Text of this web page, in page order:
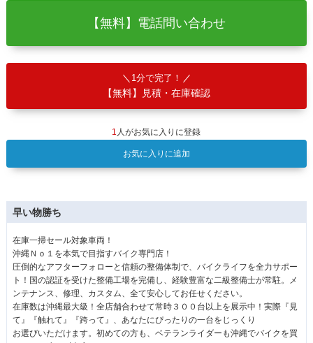
【無料】電話問い合わせ
1分で完了！
【無料】見積・在庫確認
1 人がお気に入りに登録
お気に入りに追加
早い物勝ち
在庫一掃セール対象車両！
沖縄Ｎｏ１を本気で目指すバイク専門店！
圧倒的なアフターフォローと信頼の整備体制で、バイクライフを全力サポー
ト！国の認証を受けた整備工場を完備し、経験豊富な二級整備士が常駐。メ
ンテナンス、修理、カスタム、全て安心してお任せください。
在庫数は沖縄最大級！全店舗合わせて常時３００台以上を展示中！実際『見
て』『触れて』『跨って』、あなたにぴったりの一台をじっくり
お選びいただけます。初めての方も、ベテランライダーも沖縄でバイクを買